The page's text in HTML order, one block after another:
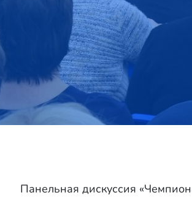
Панельная дискуссия